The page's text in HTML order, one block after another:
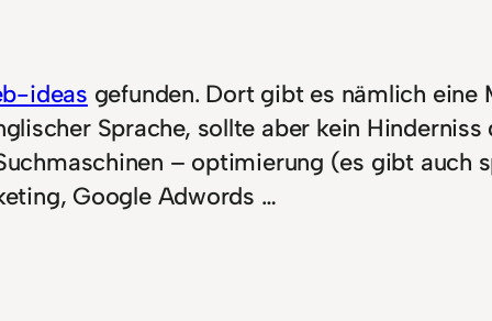
ideas gefunden. Dort gibt es nämlich eine
Sprache, sollte aber kein
– optimierung (es gibt auch
Google Adwords …